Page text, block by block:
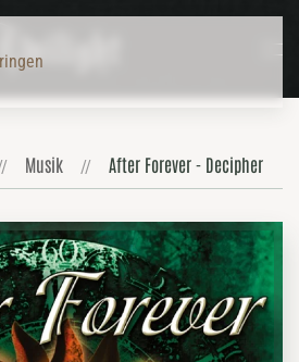
Musik After Forever - Decipher